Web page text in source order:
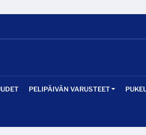
PELIPÄIVÄN VARUSTEET